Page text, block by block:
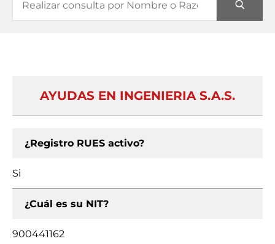
AYUDAS EN INGENIERIA S.A.S.
¿Registro RUES activo?
Si
¿Cuál es su NIT?
900441162